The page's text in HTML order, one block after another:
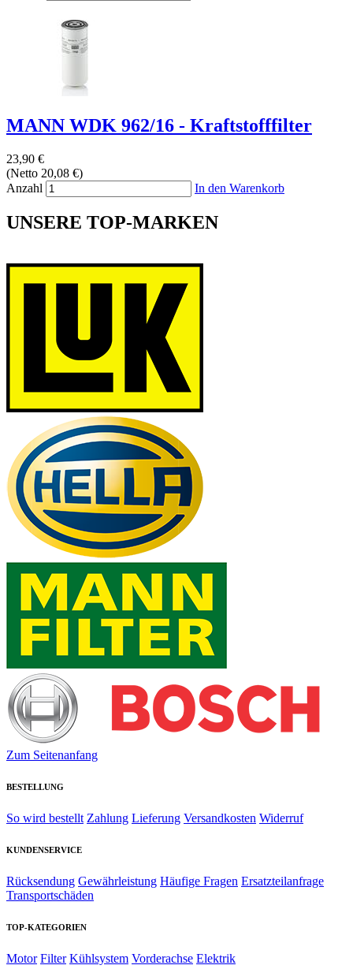
MANN WDK 962/16 - Kraftstofffilter
23,90 €
(Netto 20,08 €)
Anzahl
In den Warenkorb
UNSERE TOP-MARKEN
Zum Seitenanfang
BESTELLUNG
So wird bestellt Zahlung Lieferung Versandkosten Widerruf
KUNDENSERVICE
Rücksendung Gewährleistung Häufige Fragen Ersatzteilanfrage
Transportschäden
TOP-KATEGORIEN
Motor Filter Kühlsystem Vorderachse Elektrik